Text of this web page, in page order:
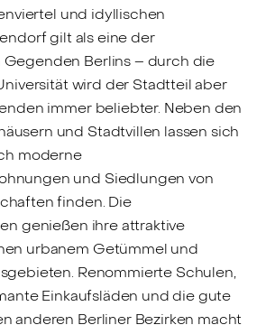
und idyllischen
gilt als eine der
Berlins – durch die
wird der Stadtteil aber
immer beliebter. Neben den
und Stadtvillen lassen sich
moderne
und Siedlungen von
finden. Die
genießen ihre attraktive
urbanem Getümmel und
Renommierte Schulen,
Einkaufsläden und die gute
anderen Berliner Bezirken macht